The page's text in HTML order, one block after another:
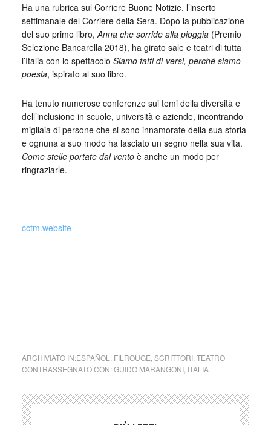
Ha una rubrica sul Corriere Buone Notizie, l’inserto
settimanale del Corriere della Sera. Dopo la pubblicazione
del suo primo libro,Anna che sorride alla pioggia(Premio
Selezione Bancarella 2018), ha girato sale e teatri di tutta
l’Italia con lo spettacolo Siamo fatti di-versi, perché siamo
poesia, ispirato al suo libro.
Ha tenuto numerose conferenze sui temi della diversità e
dell’inclusione in scuole, università e aziende, incontrando
migliaia di persone che si sono innamorate della sua storia
e ognuna a suo modo ha lasciato un segno nella sua vita.
Come stelle portate dal ventoè anche un modo per
ringraziarle.
cctm.website
ARCHIVIATO IN:ESPAÑOL FILROUGE SCRITTORI, TEATRO
CONTRASSEGNATO CON:GUIDO MARANGONI, ITALIA